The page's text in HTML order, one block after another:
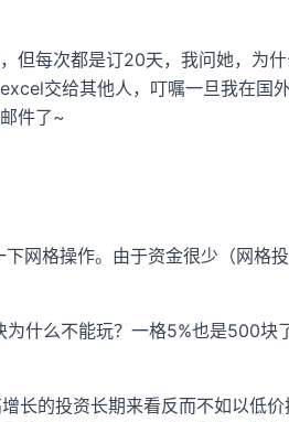
但每次都是订20天，我问她，为
交给其他人，叮嘱一旦我在国
件了~
网格操作。由于资金很少（网格
什么不能玩？一格5%也是500块
长的投资长期来看反而不如以低